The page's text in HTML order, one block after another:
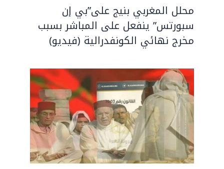
محلل المغربي بنيج على”بي إن
سبورتس” ينفعل على المباشر بسبب
مخرج نهائي الكونفدرالية (فيديو)